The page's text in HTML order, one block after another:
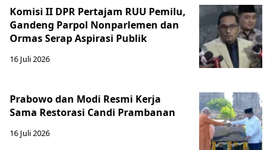
Komisi II DPR Pertajam RUU Pemilu,
Gandeng Parpol Nonparlemen dan
Ormas Serap Aspirasi Publik
16 Juli 2026
Prabowo dan Modi Resmi Kerja
Sama Restorasi Candi Prambanan
16 Juli 2026